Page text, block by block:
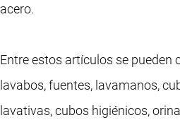
acero.
Entre estos artículos se pueden
lavabos, fuentes, lavamanos,
lavativas, cubos higiénicos,